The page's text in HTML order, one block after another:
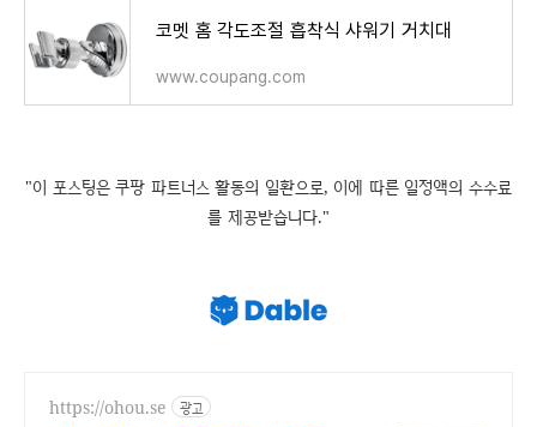
코멧 홈 각도조절 흡착식 샤워기 거치대
www.coupang.com
"이 포스팅은 쿠팡 파트너스 활동의 일환으로, 이에 따른 일정액의 수수료
를 제공받습니다."
https://ohou.se 광고